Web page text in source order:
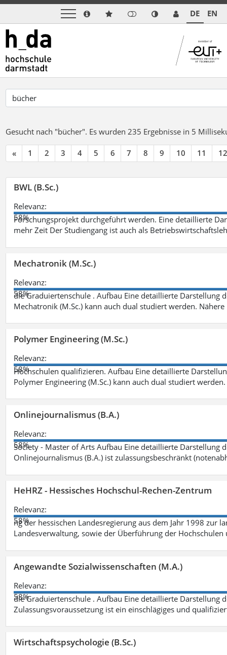
DE EN
Gesucht nach "bücher". Es wurden 235 Ergebnisse in 5
« 1 2 3 4 5 6 7 8 9 10 11 12
BWL (B.Sc.)
Relevanz:
58%
Forschungsprojekt durchgeführt werden. Eine detaillierte
mehr Zeit Der Studiengang ist auch als
Mechatronik (M.Sc.)
Relevanz:
58%
die Graduiertenschule . Aufbau Eine detaillierte Darstellung
Mechatronik (M.Sc.) kann auch dual studiert werden.
Polymer Engineering (M.Sc.)
Relevanz:
58%
Hochschulen qualifizieren. Aufbau Eine detaillierte
Polymer Engineering (M.Sc.) kann auch dual studiert
Onlinejournalismus (B.A.)
Relevanz:
58%
Society - Master of Arts Aufbau Eine detaillierte Darstellung
Onlinejournalismus (B.A.) ist zulassungsbeschränkt
HeHRZ - Hessisches Hochschul-Rechen-Zentrum
Relevanz:
58%
ng der hessischen Landesregierung aus dem Jahr 1998 zur
Landesverwaltung, sowie der Überführung der
Angewandte Sozialwissenschaften (M.A.)
Relevanz:
58%
die Graduiertenschule . Aufbau Eine detaillierte Darstellung
Zulassungsvoraussetzung ist ein einschlägiges und
Wirtschaftspsychologie (B.Sc.)